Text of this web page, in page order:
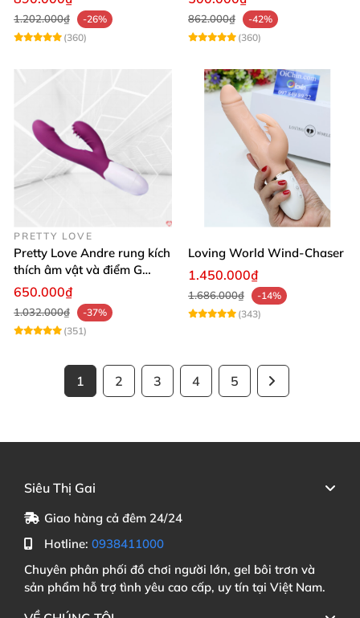
1.202.000₫
-26%
(360)
862.000₫
-42%
(360)
PRETTY LOVE
Pretty Love Andre rung kích
thích âm vật và điểm G
mạnh mẽ
650.000₫
1.032.000₫
-37%
(351)
Loving World Wind-Chaser
1.450.000₫
1.686.000₫
-14%
(343)
1 2 3 4 5
Siêu Thị Gai
Giao hàng cả đêm 24/24
Hotline: 0938411000
Chuyên phân phối đồ chơi người lớn, gel bôi trơn và
sản phẩm hỗ trợ tình yêu cao cấp, uy tín tại Việt Nam.